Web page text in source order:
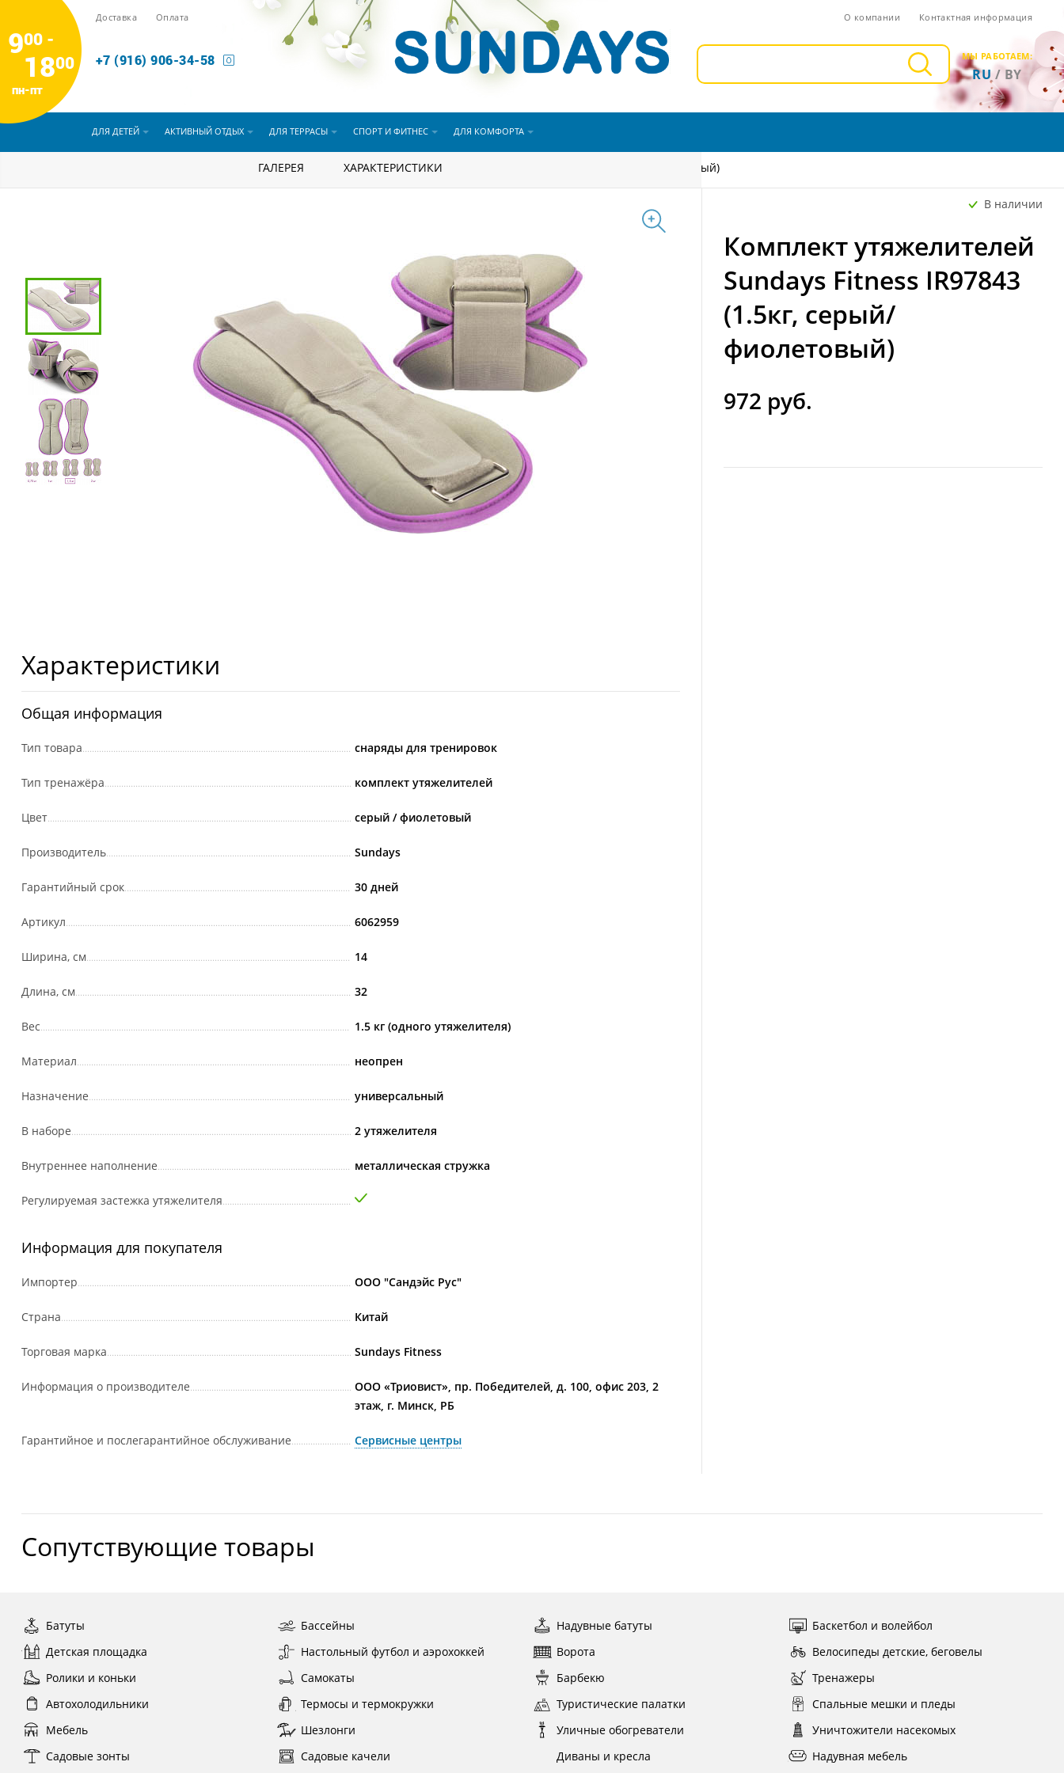
900 -
1800
пн-пт
Доставка Оплата О компании Контактная информация
+7 (916) 906-34-58 МЫ РАБОТАЕМ:
RU/ BY
ДЛЯ ДЕТЕЙ АКТИВНЫЙ ОТДЫХ ДЛЯ ТЕРРАСЫ СПОРТ И ФИТНЕС ДЛЯ КОМФОРТА
Тренажеры Комплект утяжелителей Sundays Fitness IR97843 (1.5кг, серый/фиолетовый)
В наличии
Комплект утяжелителей
Sundays Fitness IR97843
(1.5кг, серый/
фиолетовый)
972 руб.
ГАЛЕРЕЯ ХАРАКТЕРИСТИКИ
Характеристики
Общая информация
Тип товара снаряды для тренировок
Тип тренажёра комплект утяжелителей
Цвет серый / фиолетовый
Производитель Sundays
Гарантийный срок 30 дней
Артикул 6062959
Ширина, см 14
Длина, см 32
Вес 1.5 кг (одного утяжелителя)
Материал неопрен
Назначение универсальный
В наборе 2 утяжелителя
Внутреннее наполнение металлическая стружка
Регулируемая застежка утяжелителя
Информация для покупателя
Импортер ООО "Сандэйс Рус"
Страна Китай
Торговая марка Sundays Fitness
Информация о производителе
ООО «Триовист», пр. Победителей, д. 100, офис 203, 2
этаж, г. Минск, РБ
Гарантийное и послегарантийное обслуживание Сервисные центры
Сопутствующие товары
Батуты Бассейны Надувные батуты
Баскетбол и волейбол
Детская площадка
Настольный футбол и аэрохоккей Ворота
Велосипеды детские, беговелы
Ролики и коньки
Самокаты Барбекю
Тренажеры
Автохолодильники
Термосы и термокружки Туристические палатки
Спальные мешки и пледы
Мебель
Шезлонги Уличные обогреватели
Уничтожители насекомых
Садовые зонты
Садовые качели Диваны и кресла Надувная мебель